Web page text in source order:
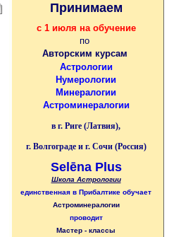
Принимаем
с 1 июля на обучение
по
Авторским курсам
Астрологии
Нумерологии
Минералогии
Астроминералогии
в г. Риге (Латвия),
г. Волгограде и г. Сочи (Россия)
Selēna Plus
Школа Астрологии
единственная в Прибалтике обучает
Астроминералогии
проводит
Мастер - классы